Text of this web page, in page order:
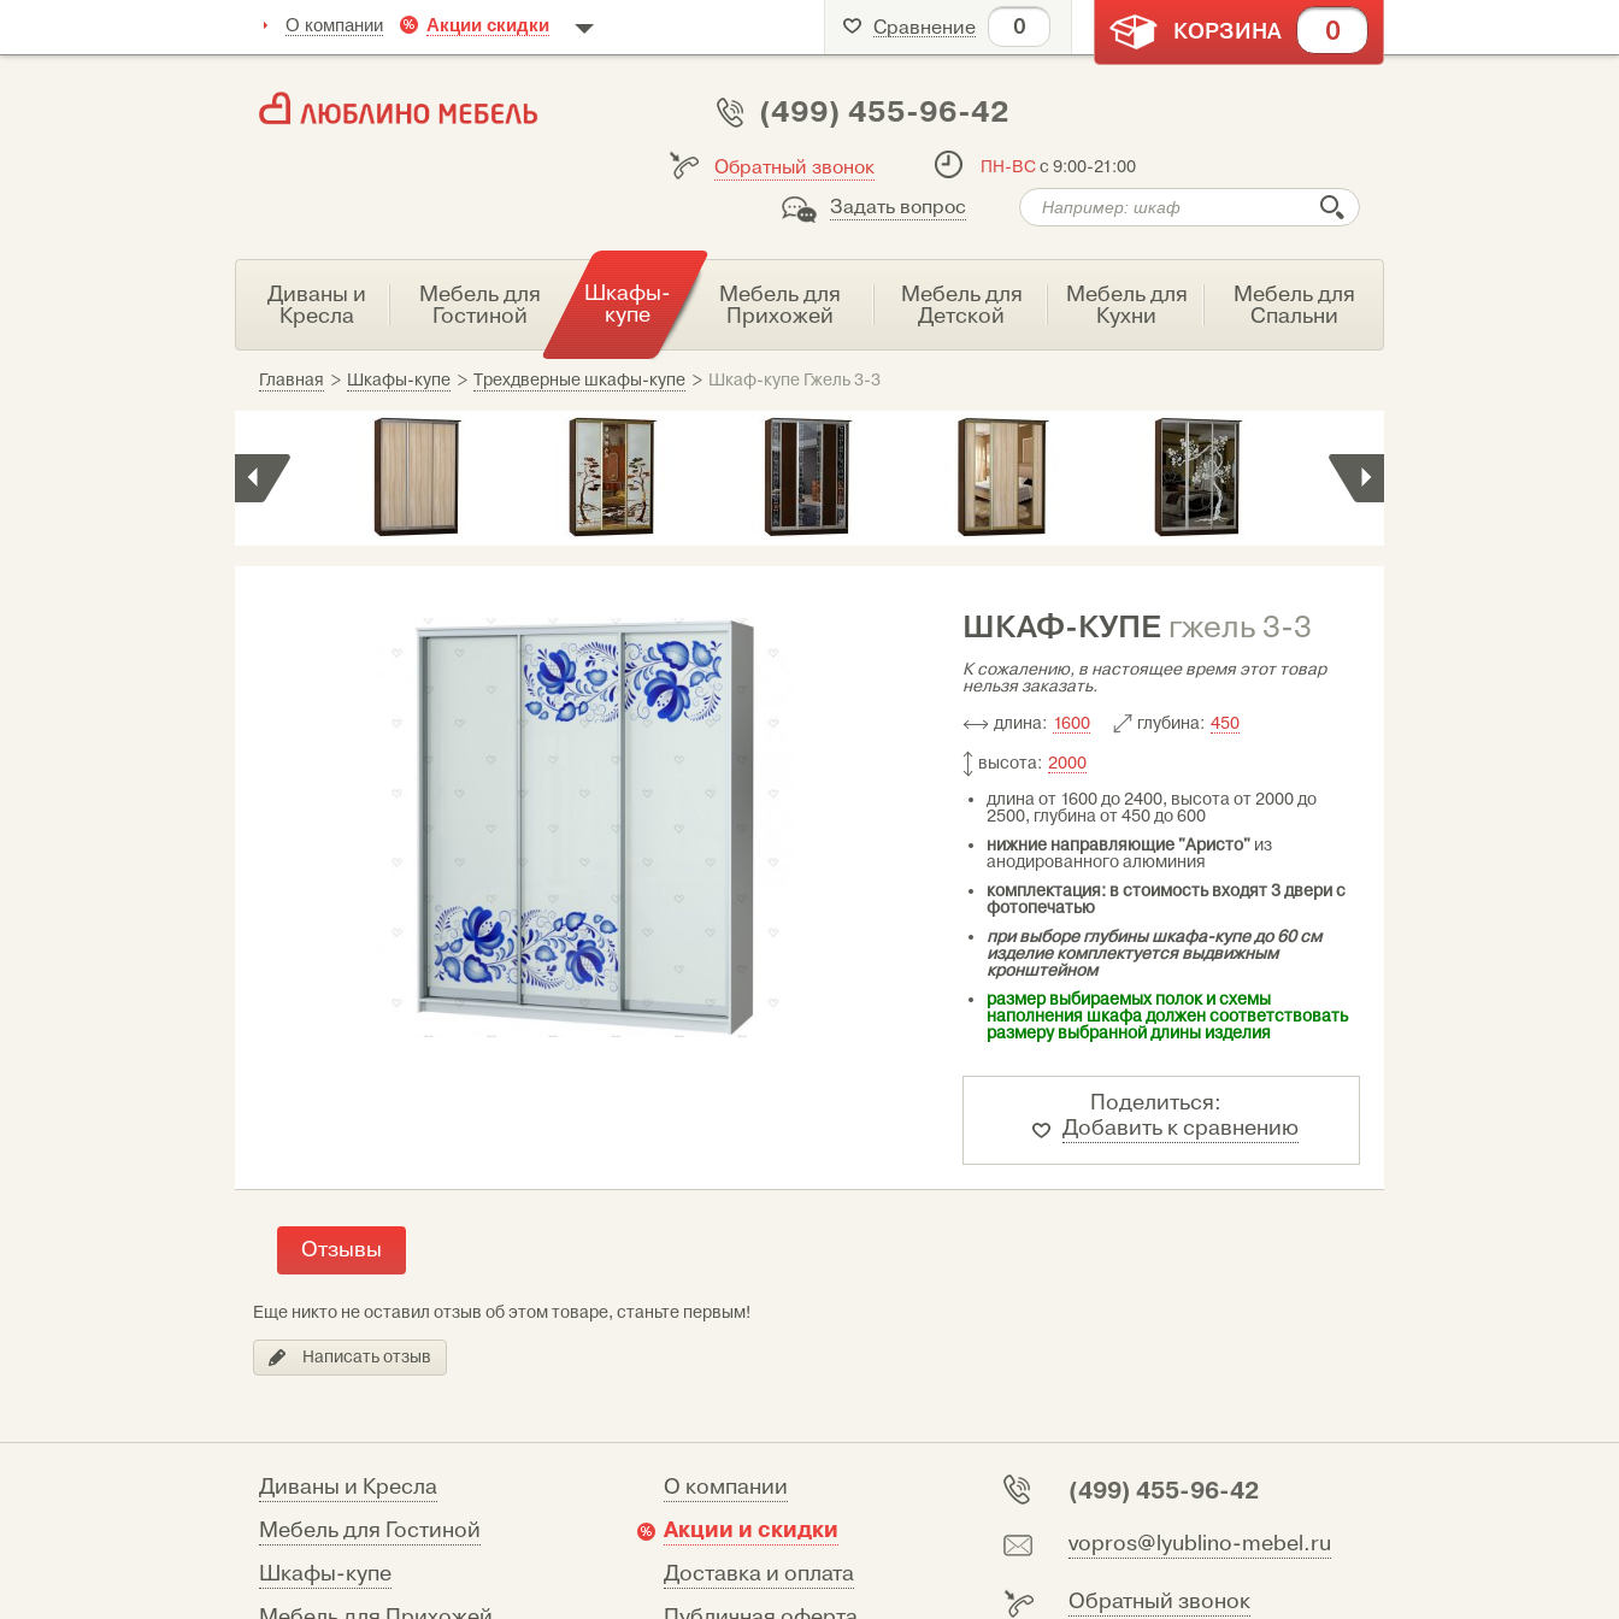
О компании Акции скидки Сравнение 0 КОРЗИНА 0
(499) 455-96-42
Обратный звонок ПН-ВСс 9:00-21:00
Задать вопрос
Диваны и
Кресла
Мебель для
Гостиной
Шкафы-
купе
Мебель для
Прихожей
Мебель для
Детской
Мебель для
Кухни
Мебель для
Спальни
Главная > Шкафы-купе > Трехдверные шкафы-купе > Шкаф-купе Гжель 3-3
ШКАФ-КУПЕ гжель 3-3
К сожалению, в настоящее время этот товар
нельзя заказать.
длина: 1600 глубина: 450
высота: 2000
длина от 1600 до 2400, высота от 2000 до
2500, глубина от 450 до 600
нижние направляющие "Аристо" из
анодированного алюминия
комплектация: в стоимость входят 3 двери с
фотопечатью
при выборе глубины шкафа-купе до 60 см
изделие комплектуется выдвижным
кронштейном
размер выбираемых полок и схемы
наполнения шкафа должен соответствовать
размеру выбранной длины изделия
Поделиться:
Добавить к сравнению
Отзывы
Еще никто не оставил отзыв об этом товаре, станьте первым!
Написать отзыв
Диваны и Кресла
Мебель для Гостиной
Шкафы-купе
О компании
Акции и скидки
Доставка и оплата
(499) 455-96-42
vopros@lyublino-mebel.ru
Обратный звонок